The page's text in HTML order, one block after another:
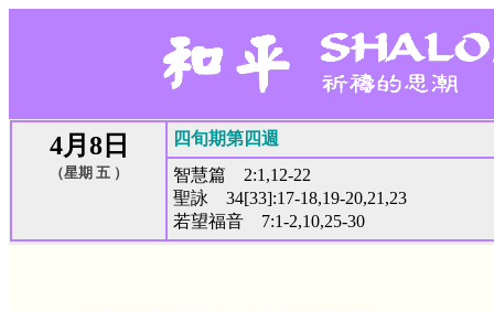
4月8日
（星期 五 ）
四旬期第四週
智慧篇 2:1,12-22
聖詠 34[33]:17-18,19-20,21,23
若望福音 7:1-2,10,25-30